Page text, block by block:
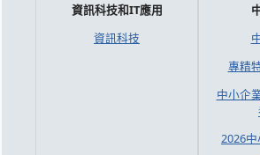
資訊科技和IT應用
資訊科技
專精
中小企
2026